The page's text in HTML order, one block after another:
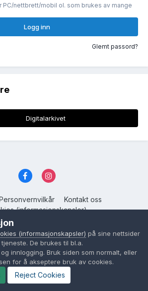
nettbrett/mobil ol. som brukes av mange
Logg inn
Glemt passord?
Digitalarkivet
Kontakt oss
(informasjonskapsler)
by Invision Community
(informasjonskapsler) på sine nettsider
De brukes til bl.a.
innlogging. Bruk siden som normalt, eller
for å akseptere bruk av cookies.
Reject Cookies